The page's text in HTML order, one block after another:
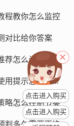
户可以通过拼团
用户自行判断。
程教你怎么监控
对比给你答案
荐怎么设置快捷
低价纸飞机账号购买哪个渠道靠谱吗，使用提示怎么验证真伪
略怎么控制节奏
判多久需要更换
点击进入购买
点击进入购买